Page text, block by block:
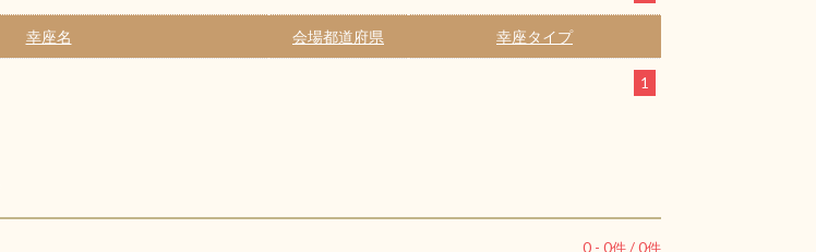
幸座名 会場都道府県 幸座タイプ
1
0 - 0件 /0件